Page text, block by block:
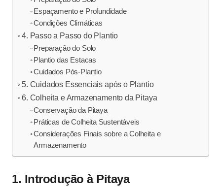
Espaçamento e Profundidade
Condições Climáticas
4. Passo a Passo do Plantio
Preparação do Solo
Plantio das Estacas
Cuidados Pós-Plantio
5. Cuidados Essenciais após o Plantio
6. Colheita e Armazenamento da Pitaya
Conservação da Pitaya
Práticas de Colheita Sustentáveis
Considerações Finais sobre a Colheita e
Armazenamento
1. Introdução à Pitaya